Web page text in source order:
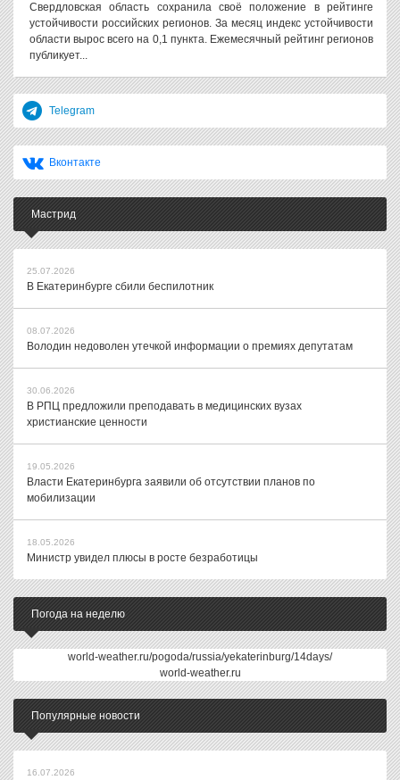
Свердловская область сохранила своё положение в рейтинге
устойчивости российских регионов. За месяц индекс устойчивости
области вырос всего на 0,1 пункта. Ежемесячный рейтинг регионов
публикует...
Telegram
Вконтакте
Мастрид
25.07.2026
В Екатеринбурге сбили беспилотник
08.07.2026
Володин недоволен утечкой информации о премиях депутатам
30.06.2026
В РПЦ предложили преподавать в медицинских вузах
христианские ценности
19.05.2026
Власти Екатеринбурга заявили об отсутствии планов по
мобилизации
18.05.2026
Министр увидел плюсы в росте безработицы
Погода на неделю
world-weather.ru/pogoda/russia/yekaterinburg/14days/
world-weather.ru
Популярные новости
16.07.2026